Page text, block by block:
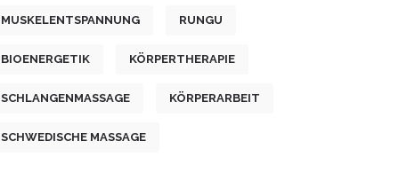
MUSKELENTSPANNUNG RUNGU
BIOENERGETIK KÖRPERTHERAPIE
SCHLANGENMASSAGE KÖRPERARBEIT
SCHWEDISCHE MASSAGE